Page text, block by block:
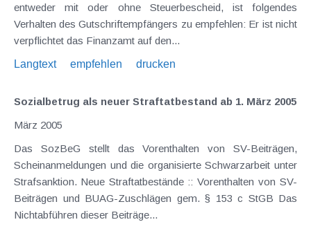
entweder mit oder ohne Steuerbescheid, ist folgendes
Verhalten des Gutschriftempfängers zu empfehlen: Er ist nicht
verpflichtet das Finanzamt auf den...
Langtext
empfehlen drucken
Sozialbetrug als neuer Straftatbestand ab 1. März 2005
März 2005
Das SozBeG stellt das Vorenthalten von SV-Beiträgen,
Scheinanmeldungen und die organisierte Schwarzarbeit unter
Strafsanktion. Neue Straftatbestände :: Vorenthalten von SV-
Beiträgen und BUAG-Zuschlägen gem. § 153 c StGB Das
Nichtabführen dieser Beiträge...